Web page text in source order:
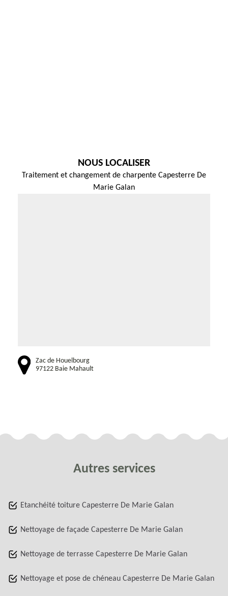
NOUS LOCALISER
Traitement et changement de charpente Capesterre De
Marie Galan
Zac de Houelbourg
97122 Baie Mahault
Autres services
Etanchéité toiture Capesterre De Marie Galan
Nettoyage de façade Capesterre De Marie Galan
Nettoyage de terrasse Capesterre De Marie Galan
Nettoyage et pose de chéneau Capesterre De Marie Galan